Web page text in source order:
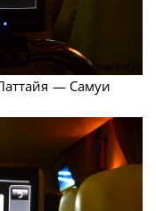
— Самуи